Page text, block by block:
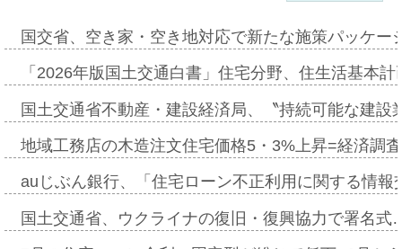
国交省、空き家・空き地対応で新たな施策パッケ
「2026年版国土交通白書」住宅分野、住生活基本
国土交通省不動産・建設経済局、〝持続可能な建
地域工務店の木造注文住宅価格5・3%上昇=経済調
auじぶん銀行、「住宅ローン不正利用に関する情
国土交通省、ウクライナの復旧・復興協力で署名